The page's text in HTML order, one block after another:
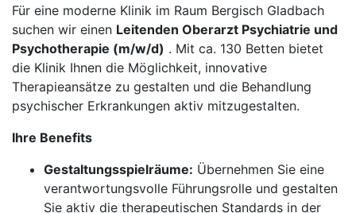
Für eine moderne Klinik im Raum Bergisch Gladbach
suchen wir einen Leitenden Oberarzt Psychiatrie und
Psychotherapie (m/w/d) . Mit ca. 130 Betten bietet
die Klinik Ihnen die Möglichkeit, innovative
Therapieansätze zu gestalten und die Behandlung
psychischer Erkrankungen aktiv mitzugestalten.
Ihre Benefits
Gestaltungsspielräume: Übernehmen Sie eine
verantwortungsvolle Führungsrolle und gestalten
Sie aktiv die therapeutischen Standards in der